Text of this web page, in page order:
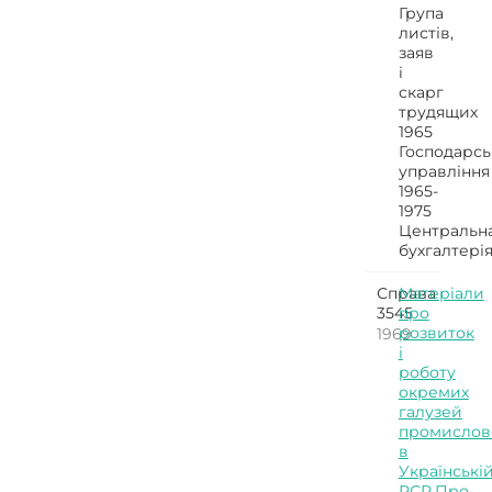
Група
листів,
заяв
і
скарг
трудящих
1965
управління
1965-
1975
бухгалтерія
Справа
3545
1969
Матеріали
про
розвиток
і
роботу
окремих
галузей
в